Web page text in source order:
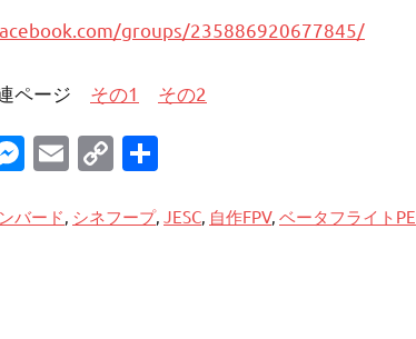
groups/235886920677845/
ページ その1 その2
Messenger
Email
Copy
バード, シネフープ, JESC, 自作FPV, ベータフライトPE